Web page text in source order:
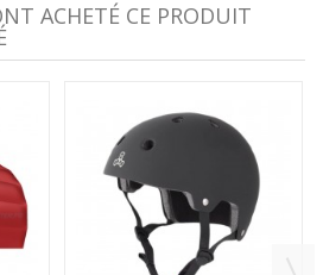
ACHETÉ CE PRODUIT